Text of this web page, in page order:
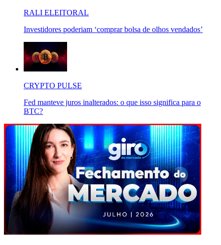
RALI ELEITORAL
Investidores poderiam ‘comprar bolsa de olhos vendados’
CRYPTO PULSE
Fed manteve juros inalterados: o que isso significa para o
BTC?